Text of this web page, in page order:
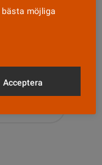
möjliga
Acceptera